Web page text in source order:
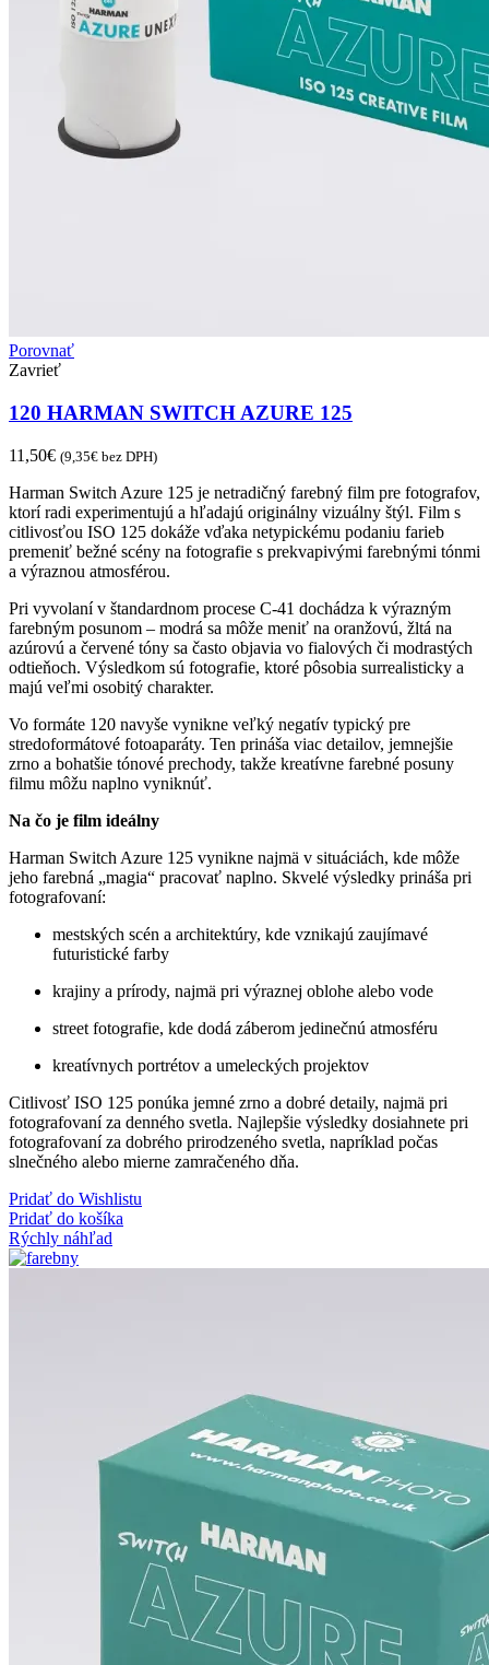
Porovnať
Zavrieť
120 HARMAN SWITCH AZURE 125
11,50€ (9,35€ bez DPH)
Harman Switch Azure 125 je netradičný farebný film pre fotografov,
ktorí radi experimentujú a hľadajú originálny vizuálny štýl. Film s
citlivosťou ISO 125 dokáže vďaka netypickému podaniu farieb
premeniť bežné scény na fotografie s prekvapivými farebnými tónmi
a výraznou atmosférou.
Pri vyvolaní v štandardnom procese C-41 dochádza k výrazným
farebným posunom – modrá sa môže meniť na oranžovú, žltá na
azúrovú a červené tóny sa často objavia vo fialových či modrastých
odtieňoch. Výsledkom sú fotografie, ktoré pôsobia surrealisticky a
majú veľmi osobitý charakter.
Vo formáte 120 navyše vynikne veľký negatív typický pre
stredoformátové fotoaparáty. Ten prináša viac detailov, jemnejšie
zrno a bohatšie tónové prechody, takže kreatívne farebné posuny
filmu môžu naplno vyniknúť.
Na čo je film ideálny
Harman Switch Azure 125 vynikne najmä v situáciách, kde môže
jeho farebná „magia“ pracovať naplno. Skvelé výsledky prináša pri
fotografovaní:
mestských scén a architektúry, kde vznikajú zaujímavé
futuristické farby
krajiny a prírody, najmä pri výraznej oblohe alebo vode
street fotografie, kde dodá záberom jedinečnú atmosféru
kreatívnych portrétov a umeleckých projektov
Citlivosť ISO 125 ponúka jemné zrno a dobré detaily, najmä pri
fotografovaní za denného svetla. Najlepšie výsledky dosiahnete pri
fotografovaní za dobrého prirodzeného svetla, napríklad počas
slnečného alebo mierne zamračeného dňa.
Pridať do Wishlistu
Pridať do košíka
Rýchly náhľad